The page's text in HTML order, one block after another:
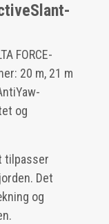
FORCE-
20 m, 21 m
og
tilpasser
Det
og